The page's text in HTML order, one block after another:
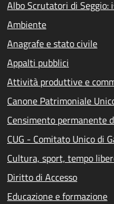
Albo Scrutatori di
Ambiente
Anagrafe e stato civile
Appalti pubblici
Attività produttive e
Canone Patrimoniale
Censimento permanente
CUG - Comitato Unico di
Cultura, sport, tempo
Diritto di Accesso
Educazione e formazione